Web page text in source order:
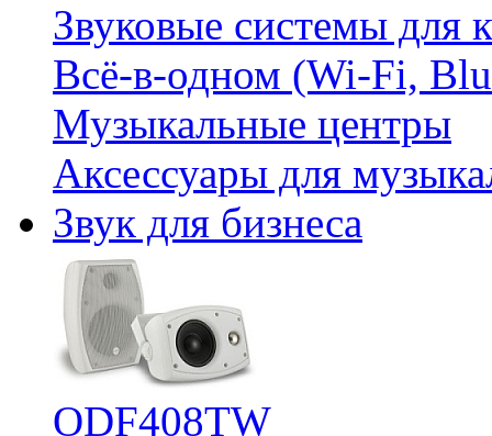
Звуковые системы для
Всё-в-одном (Wi-Fi,
Музыкальные центры
Аксессуары для
Звук для бизнеса
ODF408TW